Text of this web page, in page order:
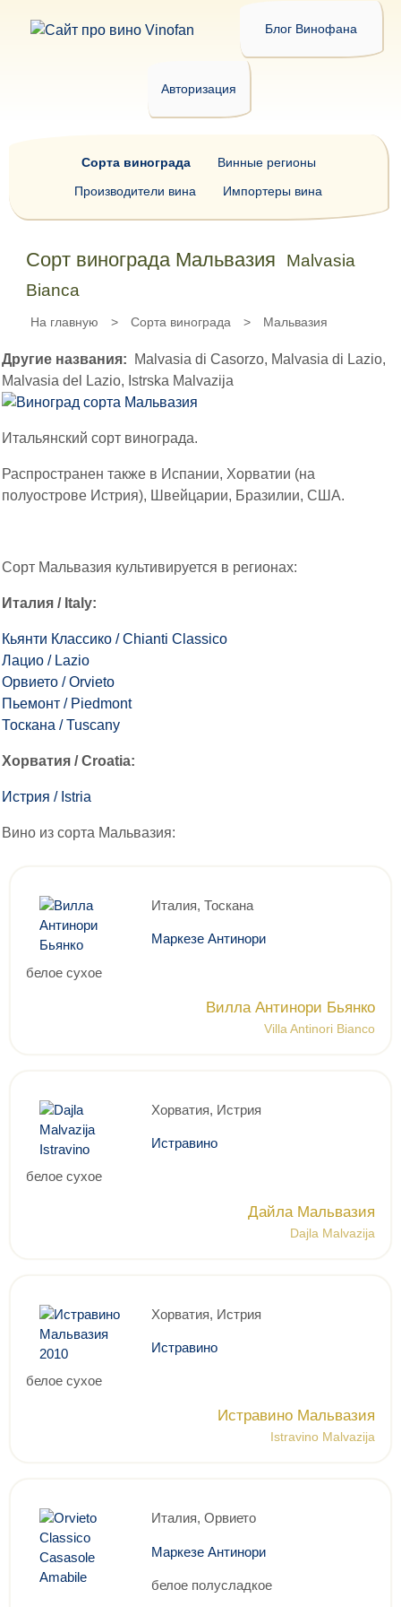
Блог Винофана
Авторизация
Сорт винограда Мальвазия
Malvasia
Bianca
На главную > Сорта винограда > Мальвазия
Другие названия: Malvasia di Casorzo, Malvasia di Lazio,
Malvasia del Lazio, Istrska Malvazija
Итальянский сорт винограда.
Распространен также в Испании, Хорватии (на
полуострове Истрия), Швейцарии, Бразилии, США.
Сорт Мальвазия культивируется в регионах:
Италия / Italy:
Кьянти Классико / Chianti Classico
Лацио / Lazio
Орвието / Orvieto
Пьемонт / Piedmont
Тоскана / Tuscany
Хорватия / Croatia:
Истрия / Istria
Вино из сорта Мальвазия:
Италия, Тоскана
Маркезе Антинори
белое сухое
Вилла Антинори Бьянко
Villa Antinori Bianco
Хорватия, Истрия
Истравино
белое сухое
Дайла Мальвазия
Dajla Malvazija
Хорватия, Истрия
Истравино
белое сухое
Истравино Мальвазия
Istravino Malvazija
Италия, Орвието
Маркезе Антинори
белое полусладкое
Сорта винограда
Винные регионы
Производители вина
Импортеры вина